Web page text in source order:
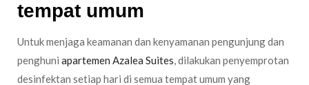
tempat umum
Untuk menjaga keamanan dan kenyamanan pengunjung dan
penghuni apartemen Azalea Suites, dilakukan penyemprotan
desinfektan setiap hari di semua tempat umum yang